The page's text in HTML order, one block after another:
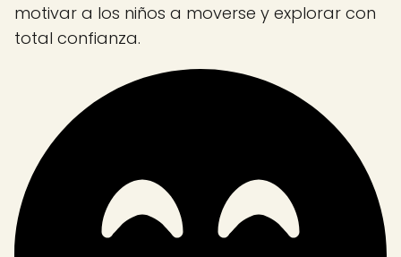
motivar a los niños a moverse y explorar con
total confianza.